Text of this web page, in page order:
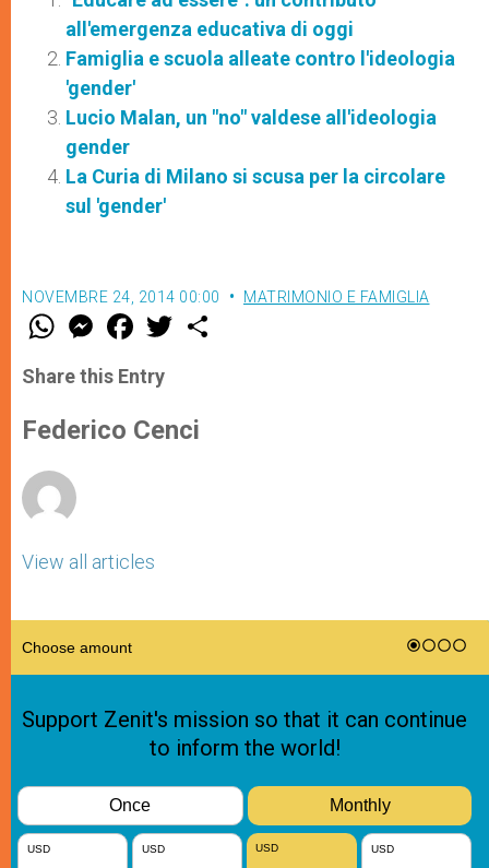
all'emergenza educativa di oggi
Famiglia e scuola alleate contro l'ideologia
'gender'
Lucio Malan, un "no" valdese all'ideologia
gender
La Curia di Milano si scusa per la circolare
sul 'gender'
NOVEMBRE 24, 2014 00:00 MATRIMONIO E FAMIGLIA
W
t
s
p
p
M
e
s
e
g
e
F
a
e
b
o
k
w
r
Share this Entry
Federico Cenci
View all articles